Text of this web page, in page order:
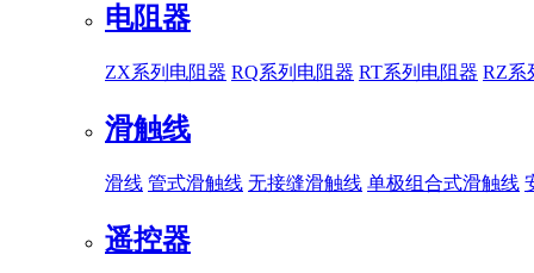
电阻器
ZX系列电阻器 RQ系列电阻器 RT系列电阻器 RZ系
滑触线
滑线 管式滑触线 无接缝滑触线 单极组合式滑触线
遥控器